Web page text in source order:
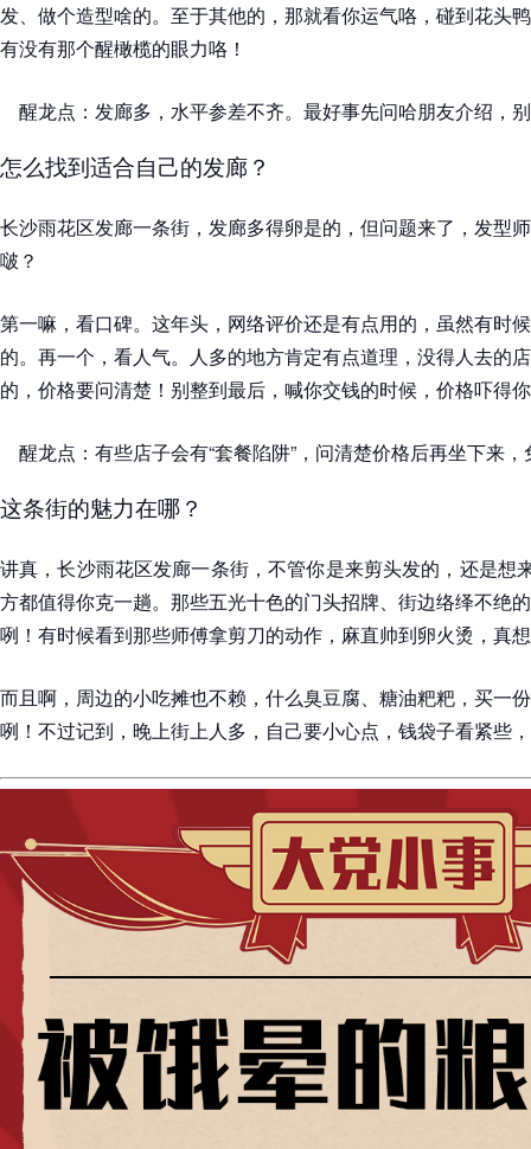
发、做个造型啥的。至于其他的，那就看你运气咯，碰到花头
有没有那个醒橄榄的眼力咯！
醒龙点：发廊多，水平参差不齐。最好事先问哈朋友介绍，
怎么找到适合自己的发廊？
长沙雨花区发廊一条街，发廊多得卵是的，但问题来了，发型
啵？
第一嘛，看口碑。这年头，网络评价还是有点用的，虽然有时
的。再一个，看人气。人多的地方肯定有点道理，没得人去的
的，价格要问清楚！别整到最后，喊你交钱的时候，价格吓得
醒龙点：有些店子会有“套餐陷阱”，问清楚价格后再坐下来
这条街的魅力在哪？
讲真，长沙雨花区发廊一条街，不管你是来剪头发的，还是想
方都值得你克一趟。那些五光十色的门头招牌、街边络绎不绝
咧！有时候看到那些师傅拿剪刀的动作，麻直帅到卵火烫，真
而且啊，周边的小吃摊也不赖，什么臭豆腐、糖油粑粑，买一
咧！不过记到，晚上街上人多，自己要小心点，钱袋子看紧些